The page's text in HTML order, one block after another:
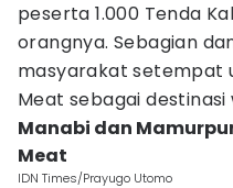
peserta 1.000 Tenda
orangnya. Sebagian
masyarakat setempat
Meat sebagai
Manabi dan
Meat
IDN Times/Prayugo Utomo